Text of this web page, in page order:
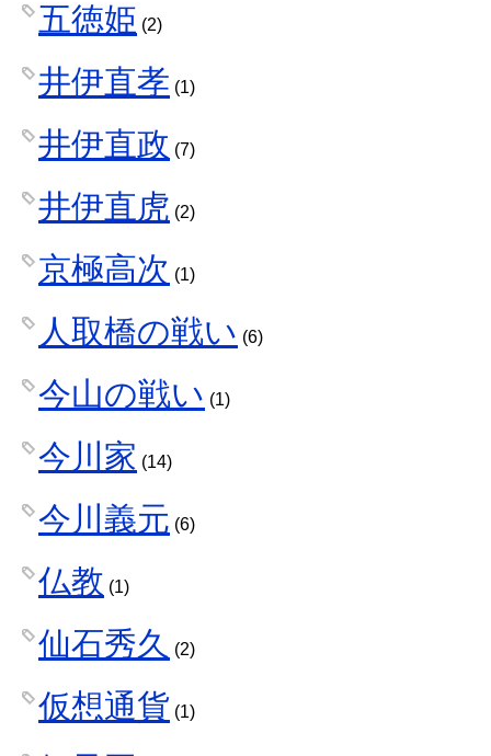
五徳姫 (2)
井伊直孝 (1)
井伊直政 (7)
井伊直虎 (2)
京極高次 (1)
人取橋の戦い (6)
今山の戦い (1)
今川家 (14)
今川義元 (6)
仏教 (1)
仙石秀久 (2)
仮想通貨 (1)